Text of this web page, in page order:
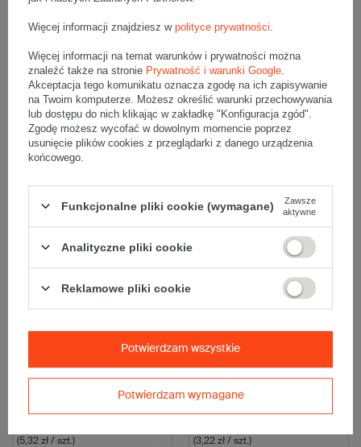
Karton klapowy 640x380x410mm
5W BC 560g/m2 Szary InPost C
Komplet 10 szt.
74,90 zł brutto
za 10 szt.
(7,49 zł / szt.)
Kup więcej od4,96 zł / szt.
Porównaj Zapisz
Karton klapowy 640x380x190mm
3W C 450g/m2 Szary InPost B
Komplet 20 szt.
104,00 zł brutto
(5,20 zł / szt.)
Kup więcej od3,05 zł / szt.
Porównaj Zapisz
Karton klapowy 640x380x410mm
3W B 420g/m2 Szary InPost C
(5,32 zł / szt.)
Karton klapowy 640x380x80mm
3W B 320g/m2 Szary InPost A
(3,22 zł / szt.)
Więcej informacji znajdziesz w polityce prywatności
Więcej informacji na temat warunków i prywatności można
znaleźć także na stronie Prywatność i warunki Google
Akceptacja tego komunikatu oznacza zgodę na ich zapisywanie
na Twoim komputerze. Możesz określić warunki przechowywania
lub dostępu do nich klikając w zakładkę "Konfiguracja zgód".
Zgodę możesz wycofać w dowolnym momencie poprzez
usunięcie plików cookies z przeglądarki z danego urządzenia
końcowego.
Funkcjonalne pliki cookie (wymagane)
Zawsze
aktywne
Analityczne pliki cookie
Reklamowe pliki cookie
Potwierdzam wymagane
Potwierdzam wszystkie